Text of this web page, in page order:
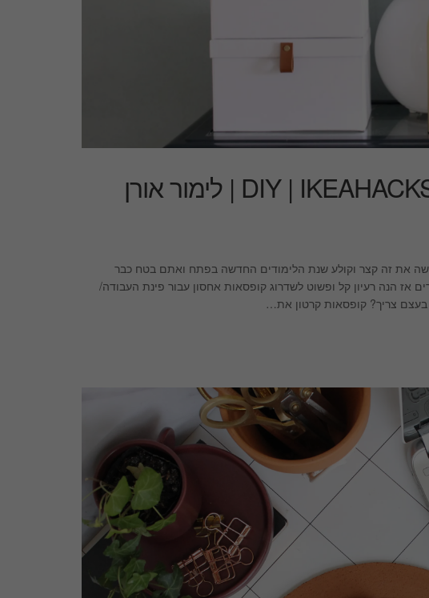
שדרוג קופסאות אחסון | DIY | IKEAHACKS | לימור אורן
את זה קצר וקולע שנת הלימודים החדשה בפתח ואתם בטח כבר
אז הנה רעיון קל ופשוט לשדרוג קופסאות אחסון עבור פינת העבודה/
בעצם צריך? קופסאות קרטון את…